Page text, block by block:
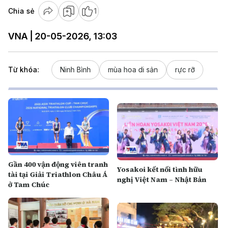
Chia sẻ 1
VNA | 20-05-2026, 13:03
Từ khóa: Ninh Bình mùa hoa di sản rực rỡ
Gần 400 vận động viên tranh
tài tại Giải Triathlon Châu Á
ở Tam Chúc
Yosakoi kết nối tình hữu
nghị Việt Nam – Nhật Bản